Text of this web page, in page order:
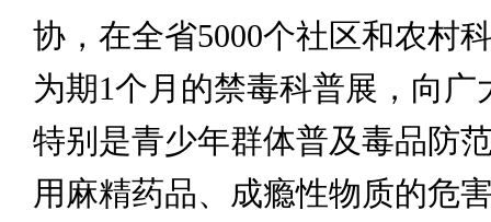
协，在全省5000个社区和农村
为期1个月的禁毒科普展，向广
特别是青少年群体普及毒品防
用麻精药品、成瘾性物质的危